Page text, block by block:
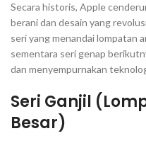
Secara historis, Apple
berani dan desain yang
seri yang menandai lompatan
sementara seri genap
dan menyempurnakan
Seri Ganjil
Besar)